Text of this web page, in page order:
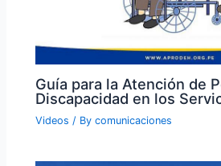
Guía para la Atención de
Discapacidad en los
Videos / Bycomunicaciones